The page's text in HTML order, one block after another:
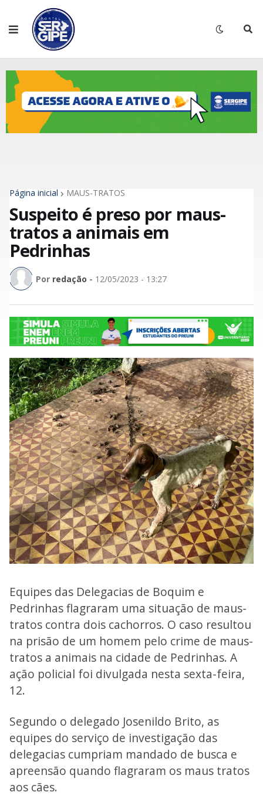
Página inicial MAUS-TRATOS
Suspeito é preso por maus-
tratos a animais em
Pedrinhas
Por redação - 12/05/2023 - 13:27
Equipes das Delegacias de Boquim e
Pedrinhas flagraram uma situação de maus-
tratos contra dois cachorros. O caso resultou
na prisão de um homem pelo crime de maus-
tratos a animais na cidade de Pedrinhas. A
ação policial foi divulgada nesta sexta-feira,
12.
Segundo o delegado Josenildo Brito, as
equipes do serviço de investigação das
delegacias cumpriam mandado de busca e
apreensão quando flagraram os maus tratos
aos cães.